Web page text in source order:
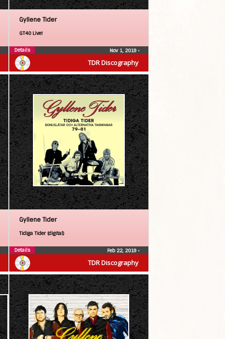
TDR Discography
Gyllene Tider
GT40 Live!
Nov 1, 2019 •
Details
TDR Discography
Gyllene Tider
Tidiga Tider (digital)
Feb 22, 2019 •
Details